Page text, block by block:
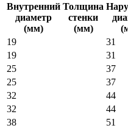
Внутренний
диаметр
(мм)
Толщина
стенки
(мм)
19
31
19
31
25
37
25
37
32
44
32
44
38
51